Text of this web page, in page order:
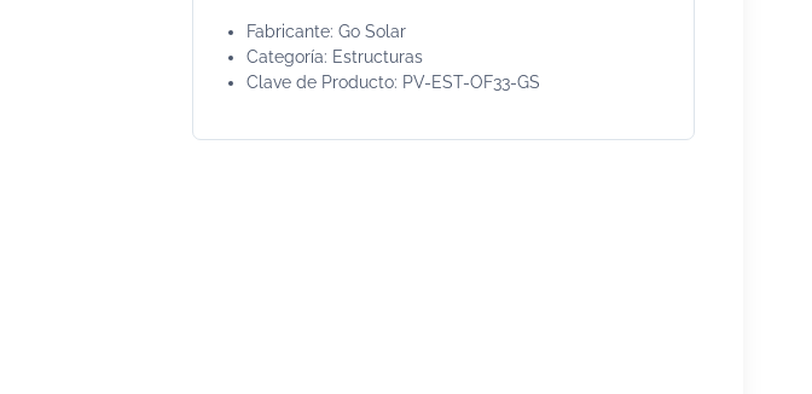
Fabricante: Go Solar
Categoría: Estructuras
Clave de Producto: PV-EST-OF33-GS